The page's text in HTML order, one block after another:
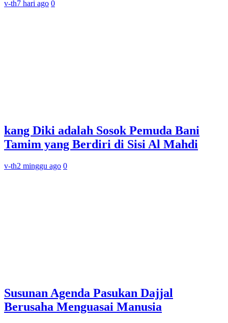
v-th7 hari ago 0
kang Diki adalah Sosok Pemuda Bani
Tamim yang Berdiri di Sisi Al Mahdi
v-th2 minggu ago 0
Susunan Agenda Pasukan Dajjal
Berusaha Menguasai Manusia